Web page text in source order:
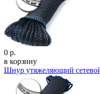
0 р.
в корзину
Шнур утяжеляющий